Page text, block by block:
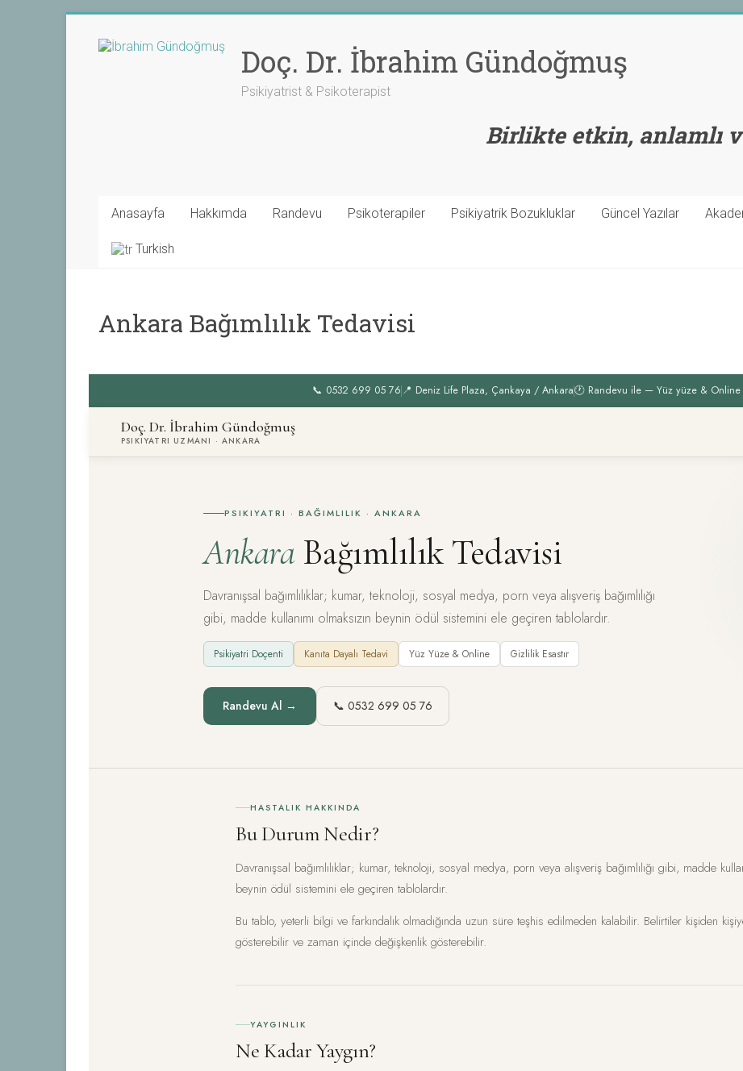
content
Doç. Dr. İbrahim Gündoğmuş
Psikiyatrist & Psikoterapist
Birlikte etkin, anlamlı
Anasayfa Hakkımda Randevu Psikoterapiler Psikiyatrik Bozukluklar Güncel Yazılar
Turkish
Ankara Bağımlılık Tedavisi